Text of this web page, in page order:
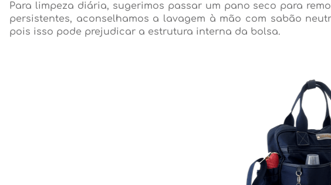
Para limpeza diária, sugerimos passar um pano seco para
persistentes, aconselhamos a lavagem à mão com sabão
pois isso pode prejudicar a estrutura interna da bolsa.